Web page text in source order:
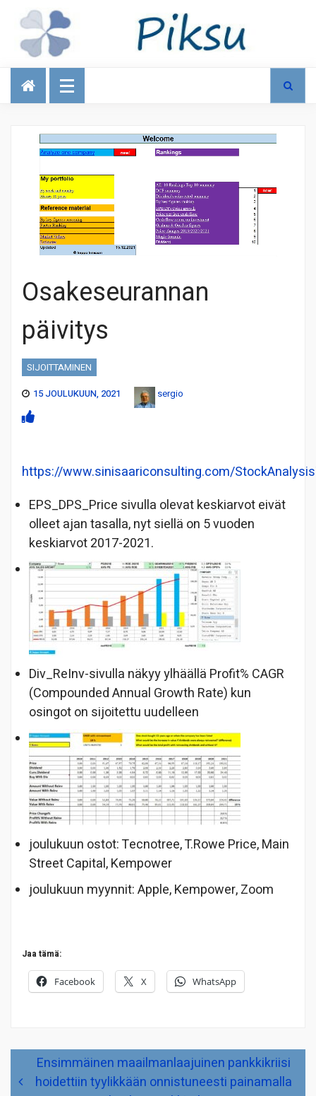
Talous
Osakeseurannan
päivitys
SIJOITTAMINEN
15 JOULUKUUN, 2021
sergio
https://www.sinisaariconsulting.com/
EPS_DPS_Price sivulla olevat keskiarvot eivät
olleet ajan tasalla, nyt siellä on 5 vuoden
keskiarvot 2017-2021.
Div_ReInv-sivulla näkyy ylhäällä Profit% CAGR
(Compounded Annual Growth Rate) kun
osingot on sijoitettu uudelleen
joulukuun ostot: Tecnotree, T.Rowe Price, Main
Street Capital, Kempower
joulukuun myynnit: Apple, Kempower, Zoom
Jaa tämä:
Facebook X WhatsApp
Artikkelien
selausEnsimmäinen maailmanlaajuinen pankkikriisi
hoidettiin tyylikkään onnistuneesti painamalla